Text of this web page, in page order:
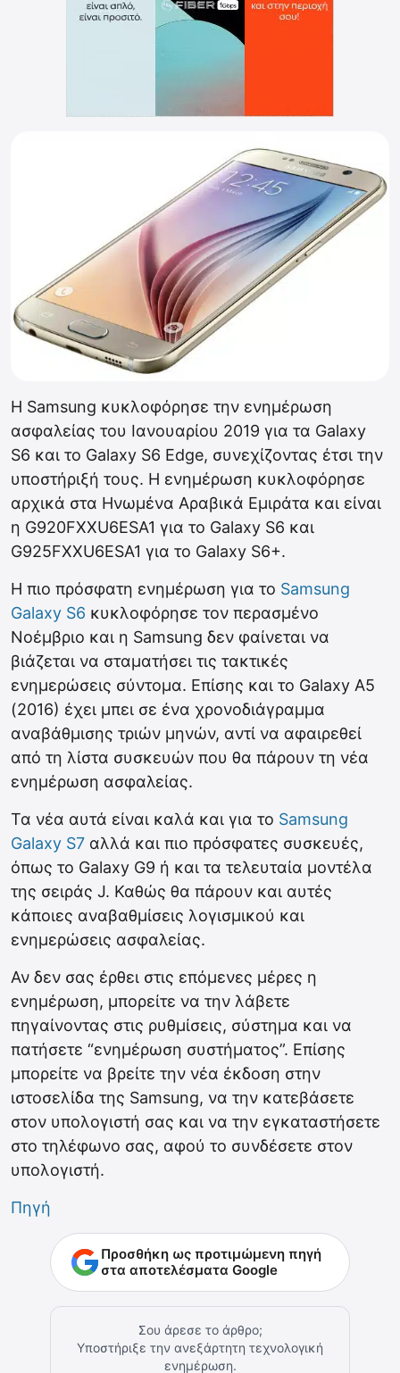
Η Samsung κυκλοφόρησε την ενημέρωση
ασφαλείας του Ιανουαρίου 2019 για τα Galaxy
S6 και το Galaxy S6 Edge, συνεχίζοντας έτσι την
υποστήριξή τους. Η ενημέρωση κυκλοφόρησε
αρχικά στα Ηνωμένα Αραβικά Εμιράτα και είναι
η G920FXXU6ESA1 για το Galaxy S6 και
G925FXXU6ESA1 για το Galaxy S6+.
Η πιο πρόσφατη ενημέρωση για το Samsung
Galaxy S6 κυκλοφόρησε τον περασμένο
Νοέμβριο και η Samsung δεν φαίνεται να
βιάζεται να σταματήσει τις τακτικές
ενημερώσεις σύντομα. Επίσης και το Galaxy A5
(2016) έχει μπει σε ένα χρονοδιάγραμμα
αναβάθμισης τριών μηνών, αντί να αφαιρεθεί
από τη λίστα συσκευών που θα πάρουν τη νέα
ενημέρωση ασφαλείας.
Τα νέα αυτά είναι καλά και για το Samsung
Galaxy S7 αλλά και πιο πρόσφατες συσκευές,
όπως το Galaxy G9 ή και τα τελευταία μοντέλα
της σειράς J. Καθώς θα πάρουν και αυτές
κάποιες αναβαθμίσεις λογισμικού και
ενημερώσεις ασφαλείας.
Αν δεν σας έρθει στις επόμενες μέρες η
ενημέρωση, μπορείτε να την λάβετε
πηγαίνοντας στις ρυθμίσεις, σύστημα και να
πατήσετε “ενημέρωση συστήματος”. Επίσης
μπορείτε να βρείτε την νέα έκδοση στην
ιστοσελίδα της Samsung, να την κατεβάσετε
στον υπολογιστή σας και να την εγκαταστήσετε
στο τηλέφωνο σας, αφού το συνδέσετε στον
υπολογιστή.
Πηγή
Προσθήκη ως προτιμώμενη πηγή
στα αποτελέσματα Google
Σου άρεσε το άρθρο;
Υποστήριξε την ανεξάρτητη τεχνολογική
ενημέρωση.